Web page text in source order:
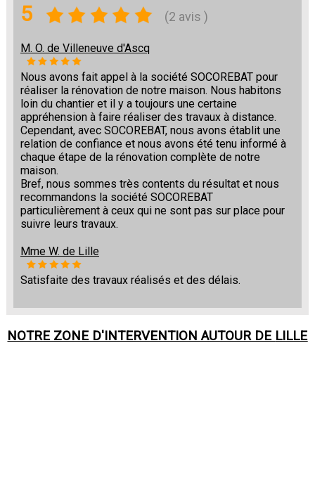
5 (2 avis )
M. O. de Villeneuve d'Ascq
Nous avons fait appel à la société SOCOREBAT pour
réaliser la rénovation de notre maison. Nous habitons
loin du chantier et il y a toujours une certaine
appréhension à faire réaliser des travaux à distance.
Cependant, avec SOCOREBAT, nous avons établit une
relation de confiance et nous avons été tenu informé à
chaque étape de la rénovation complète de notre
maison.
Bref, nous sommes très contents du résultat et nous
recommandons la société SOCOREBAT
particulièrement à ceux qui ne sont pas sur place pour
suivre leurs travaux.
Mme W. de Lille
Satisfaite des travaux réalisés et des délais.
NOTRE ZONE D'INTERVENTION AUTOUR DE LILLE